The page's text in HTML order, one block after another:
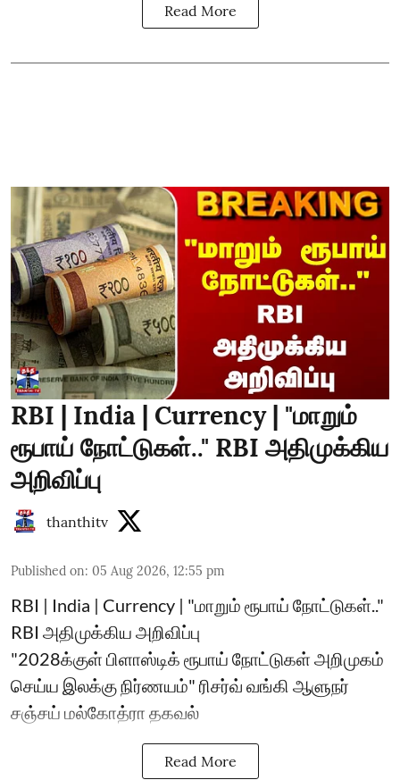
Read More
RBI | India | Currency | "மாறும்
ரூபாய் நோட்டுகள்.." RBI அதிமுக்கிய
அறிவிப்பு
thanthitv
Published on: 05 Aug 2026, 12:55 pm
RBI | India | Currency | "மாறும் ரூபாய் நோட்டுகள்.."
RBI அதிமுக்கிய அறிவிப்பு
"2028க்குள் பிளாஸ்டிக் ரூபாய் நோட்டுகள் அறிமுகம்
செய்ய இலக்கு நிர்ணயம்" ரிசர்வ் வங்கி ஆளுநர்
சஞ்சய் மல்கோத்ரா தகவல்
Read More